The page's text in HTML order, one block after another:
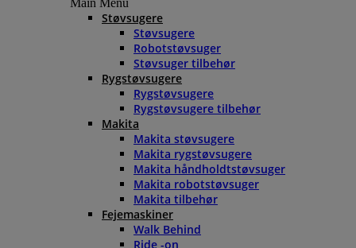
Main Menu
Støvsugere
Støvsugere
Robotstøvsuger
Støvsuger tilbehør
Rygstøvsugere
Rygstøvsugere
Rygstøvsugere tilbehør
Makita
Makita støvsugere
Makita rygstøvsugere
Makita håndholdtstøvsuger
Makita robotstøvsuger
Makita tilbehør
Fejemaskiner
Walk Behind
Ride -on